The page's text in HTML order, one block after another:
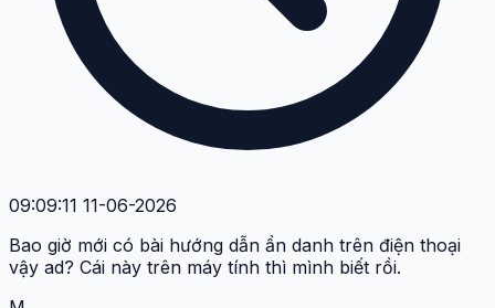
09:09:11 11-06-2026
Bao giờ mới có bài hướng dẫn ẩn danh trên điện thoại
vậy ad? Cái này trên máy tính thì mình biết rồi.